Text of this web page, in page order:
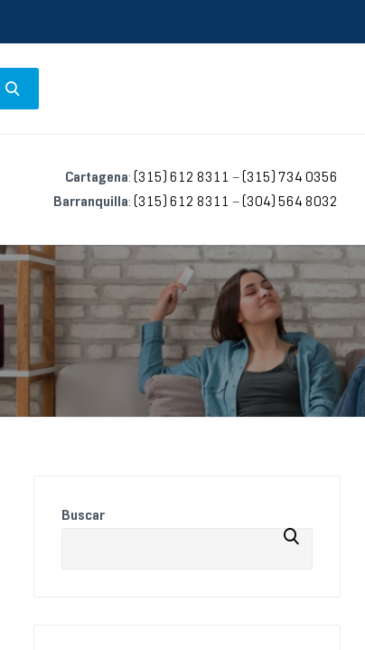
Cartagena: (315) 612 8311 –(315) 734 0356
Barranquilla: (315) 612 8311 –(304) 564 8032
Buscar